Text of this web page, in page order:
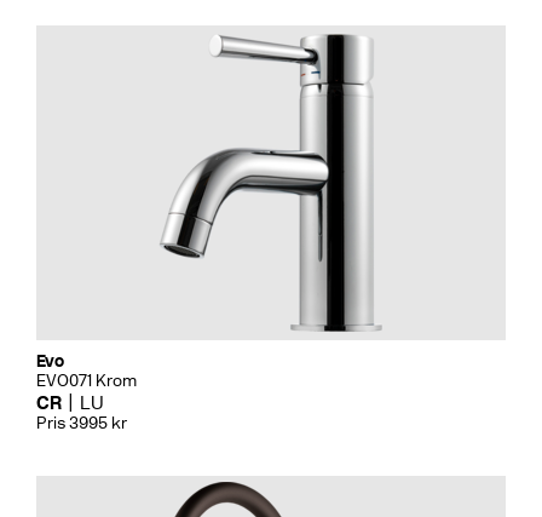
Evo
EVO071 Krom
CR LU
Pris 3995 kr